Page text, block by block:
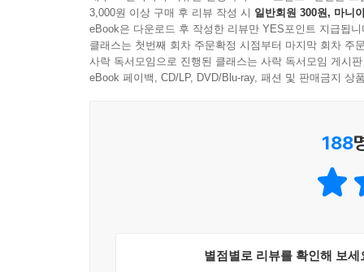
언젠가 어딘가에 사용할 수 있을지도 모른다며
어 회화 교재와 도중에 팽개친 취미용품들. 그 ‘언
물건은 앞으로도 필요 없다.
---「영원히 오지 않을 언젠가를 버려라」중에서
글자도 더 쓸 수 없게 된다. 세상에 나보다 훌륭한
내가 지금 갖고 있는 물건은 남과 비교해서 갖고
해서 산 물건이 아니다. 자기에게 무엇이 필요한
---「남과 비교하지 않는다」중에서
생각이 미치지 않고, 늘 돈과 시간이 부족하다 말한
집에 있는 옷장이나 책상 서랍을 한번 떠올려보자
사용하는 건 채 20퍼센트도 되지 않는다고 한다.
《나는 단순하게 살기로 했다》의 저자 또한
‘미니멀리스트’가 되었고, 물건을 줄이면 줄일
소중한 것을 위해 줄이는 사람, 미니멀리스트
3,000원 이상 구매 후 리뷰 작성 시 일반회원 300원, 마니
eBook은 다운로드 후 작성한 리뷰만 YES포인트 지급됩니
클래스는 첫번째 회차 주문확정 시점부터 마지막 회차 주
사락 독서모임으로 진행된 클래스는 사락 독서모임 게시
eBook 페이백, CD/LP, DVD/Blu-ray, 패션 및 판매금지 상
188
별점별로 리뷰를 확인해 보세